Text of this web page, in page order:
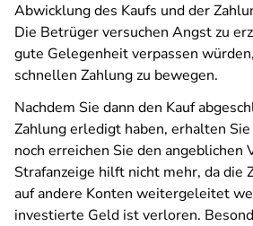
Abwicklung des Kaufs und der
Die Betrüger versuchen Angst zu
gute Gelegenheit verpassen
schnellen Zahlung zu bewegen.
Nachdem Sie dann den Kauf
Zahlung erledigt haben, erhalten
noch erreichen Sie den angeblichen
Strafanzeige hilft nicht mehr, da die
auf andere Konten weitergeleitet
investierte Geld ist verloren.